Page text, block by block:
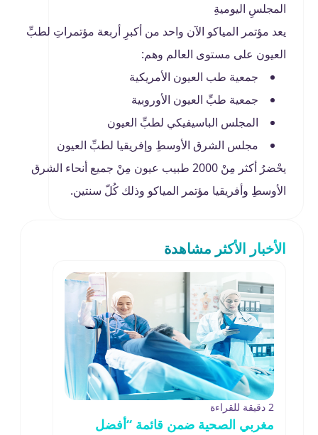
المجلسِ اليوميةِ
يعد مؤتمر المياكو الآن واحد من أكبرِ أربعة مؤتمراتِ لطبِّ
العيون على مستوى العالم وهم:
جمعية طب العيون الأمريكية
جمعية طبِّ العيون الأوروبية
المجلس الباسيفيكي لطبِّ العيون
مجلس الشرق الأوسطِ وإفريقيا لطبِّ العيون
يحْضرُ أكثر مِنْ 2000 طبيب عيون مِنْ جميع أنحاء الشرق
الأوسطِ وأفريقيا مؤتمر المياكو وذلك كُلّ سنتين.
الأخبار الأكثر مشاهدة
2 دقيقة للقراءة
مغربي الصحية ضمن قائمة “أفضل